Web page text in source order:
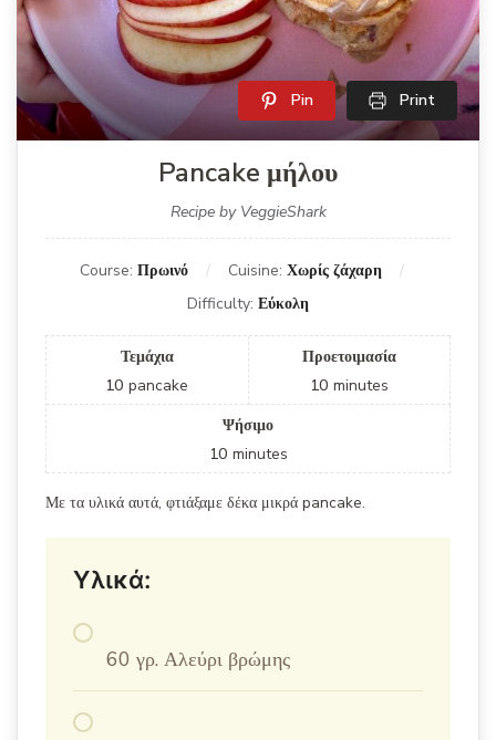
Pin Print
Pancake μήλου
Recipe by VeggieShark
Course: Πρωινό Cuisine: Χωρίς ζάχαρη
Difficulty: Εύκολη
Τεμάχια
10 pancake
Προετοιμασία
10 minutes
Ψήσιμο
10 minutes
Με τα υλικά αυτά, φτιάξαμε δέκα μικρά pancake.
Υλικά:
60 γρ. Αλεύρι βρώμης